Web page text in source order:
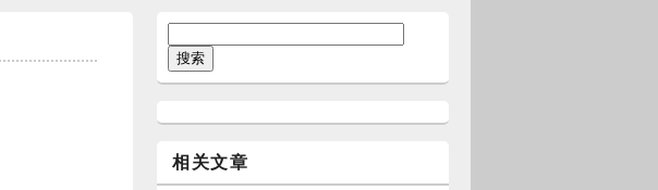
相关文章